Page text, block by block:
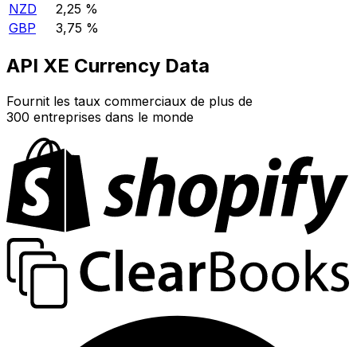
NZD
2,25 %
GBP
3,75 %
API XE Currency Data
Fournit les taux commerciaux de plus de
300 entreprises dans le monde